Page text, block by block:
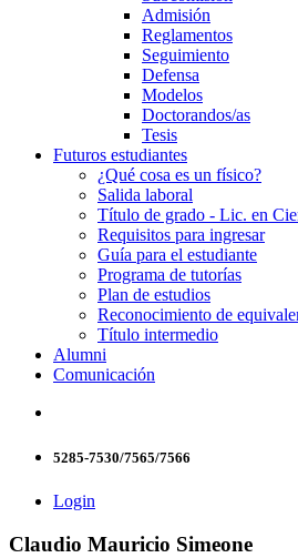
Admisión
Reglamentos
Seguimiento
Defensa
Modelos
Doctorandos/as
Tesis
Futuros estudiantes
¿Qué cosa es un físico?
Salida laboral
Título de grado - Lic. en
Requisitos para ingresar
Guía para el estudiante
Programa de tutorías
Plan de estudios
Reconocimiento de
Título intermedio
Alumni
Comunicación
5285-7530/7565/7566
Login
Claudio Mauricio Simeone